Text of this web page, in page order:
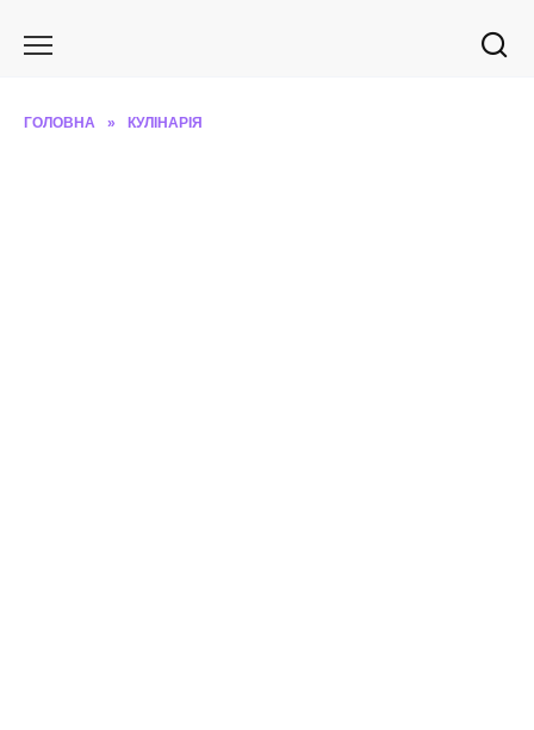
ГОЛОВНА » КУЛІНАРІЯ